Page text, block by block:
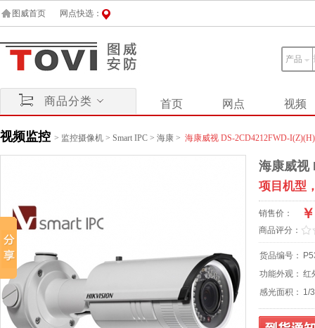
图威首页 网点快选：
产品
商品分类 首页 网点 视频
视频监控 > 监控摄像机 > Smart IPC > 海康 > 海康威视 DS-2CD4212FWD-
海康威视
项目机型
销售价：
商品评分： /
.
货品编号：
功能外观： 红
感光面积： 1/